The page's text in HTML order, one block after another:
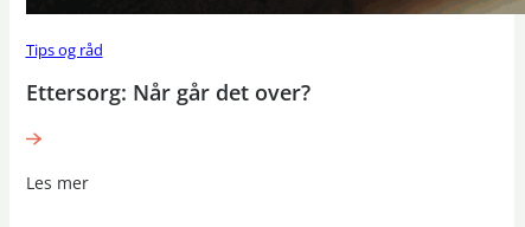
Tips og råd
Ettersorg: Når går det over?
Les mer